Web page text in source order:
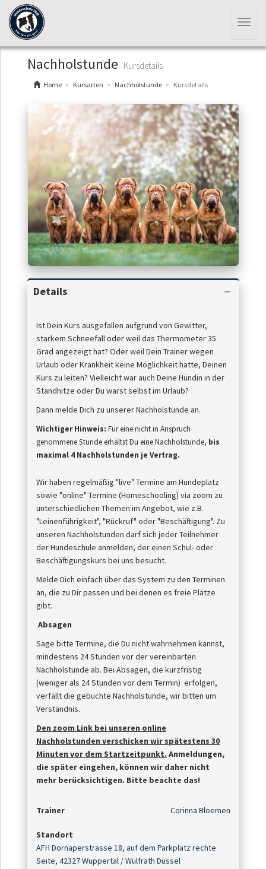
Nachholstunde Kursdetails
Home Kursarten Nachholstunde Kursdetails
Details
Ist Dein Kurs ausgefallen aufgrund von Gewitter,
starkem Schneefall oder weil das Thermometer 35
Grad angezeigt hat? Oder weil Dein Trainer wegen
Urlaub oder Krankheit keine Möglichkeit hatte, Deinen
Kurs zu leiten? Vielleicht war auch Deine Hündin in der
Standhitze oder Du warst selbst im Urlaub?
Dann melde Dich zu unserer Nachholstunde an.
Wichtiger Hinweis: Für eine nicht in Anspruch
genommene StundeerhältstDu eine Nachholstunde, bis
maximal 4 Nachholstunden je Vertrag.
Wir haben regelmäßig "live" Termine am Hundeplatz
sowie "online" Termine (Homeschooling) via zoom zu
unterschiedlichen Themen im Angebot, wie z.B.
"Leinenführigkeit", "Rückruf" oder "Beschäftigung". Zu
unseren Nachholstunden darf sich jeder Teilnehmer
der Hundeschule anmelden, der einen Schul- oder
Beschäftigungskurs bei uns besucht.
Melde Dich einfach über das System zu den Terminen
an, die zu Dir passen und bei denen es freie Plätze
gibt.
Absagen
Sage bitte Termine, die Du nicht wahrnehmen kannst,
mindestens 24 Stunden vor der vereinbarten
Nachholstunde ab. Bei Absagen, die kurzfristig
(weniger als 24 Stunden vor dem Termin) erfolgen,
verfällt die gebuchte Nachholstunde, wir bitten um
Verständnis.
Den zoom Link bei unseren online
Nachholstunden verschicken wir spätestens 30
Minuten vor dem Startzeitpunkt. Anmeldungen,
die später eingehen, können wir daher nicht
mehr berücksichtigen. Bitte beachte das!
Trainer Corinna Bloemen
Standort
AFH Dornaperstrasse 18, auf dem Parkplatz rechte
Seite, 42327 Wuppertal / Wülfrath Düssel